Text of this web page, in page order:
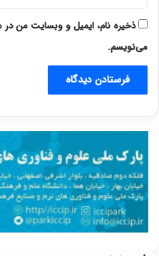
ذخیره نام، ایمیل و وبسایت من در
می‌نویسم.